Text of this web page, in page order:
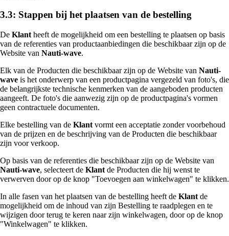
3.3: Stappen bij het plaatsen van de bestelling
De Klant heeft de mogelijkheid om een bestelling te plaatsen op basis
van de referenties van productaanbiedingen die beschikbaar zijn op de
Website van Nauti-wave.
Elk van de Producten die beschikbaar zijn op de Website van Nauti-
wave is het onderwerp van een productpagina vergezeld van foto's, die
de belangrijkste technische kenmerken van de aangeboden producten
aangeeft. De foto's die aanwezig zijn op de productpagina's vormen
geen contractuele documenten.
Elke bestelling van de Klant vormt een acceptatie zonder voorbehoud
van de prijzen en de beschrijving van de Producten die beschikbaar
zijn voor verkoop.
Op basis van de referenties die beschikbaar zijn op de Website van
Nauti-wave, selecteert de Klant de Producten die hij wenst te
verwerven door op de knop "Toevoegen aan winkelwagen" te klikken.
In alle fasen van het plaatsen van de bestelling heeft de Klant de
mogelijkheid om de inhoud van zijn Bestelling te raadplegen en te
wijzigen door terug te keren naar zijn winkelwagen, door op de knop
"Winkelwagen" te klikken.